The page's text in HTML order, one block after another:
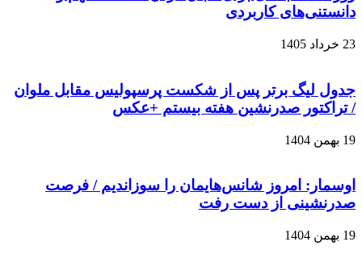
دانستنی‌های کاربردی
23 خرداد 1405
جدول لیگ برتر پس از شکست پرسپولیس مقابل ملوان
/ تراکتور صدرنشین هفته بیستم +عکس
19 بهمن 1404
اوسمار: امروز شانس‌هایمان را سوزاندیم / فرصت
صدرنشینی از دست رفت
19 بهمن 1404